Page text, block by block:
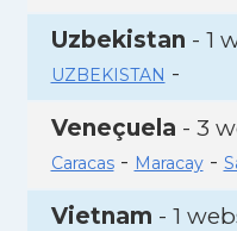
Uzbekistan - 1
UZBEKISTAN -
Veneçuela - 3
Caracas- Maracay-
Vietnam - 1